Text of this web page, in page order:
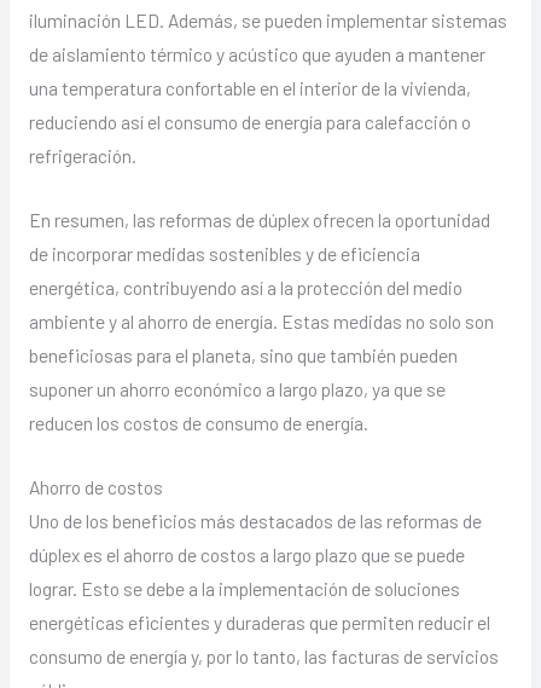
iluminación LED. Además, se pueden implementar sistemas
de aislamiento térmico y acústico que ayuden a mantener
una temperatura confortable en el interior de la vivienda,
reduciendo así el consumo de energía para calefacción o
refrigeración.
En resumen, las reformas de dúplex ofrecen la oportunidad
de incorporar medidas sostenibles y de eficiencia
energética, contribuyendo así a la protección del medio
ambiente y al ahorro de energía. Estas medidas no solo son
beneficiosas para el planeta, sino que también pueden
suponer un ahorro económico a largo plazo, ya que se
reducen los costos de consumo de energía.
Ahorro de costos
Uno de los beneficios más destacados de las reformas de
dúplex es el ahorro de costos a largo plazo que se puede
lograr. Esto se debe a la implementación de soluciones
energéticas eficientes y duraderas que permiten reducir el
consumo de energía y, por lo tanto, las facturas de servicios